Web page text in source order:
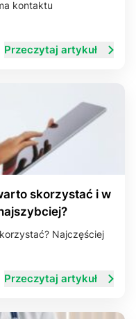
kontaktu
Przeczytaj artykuł
skorzystać i w
Najczęściej
Przeczytaj artykuł